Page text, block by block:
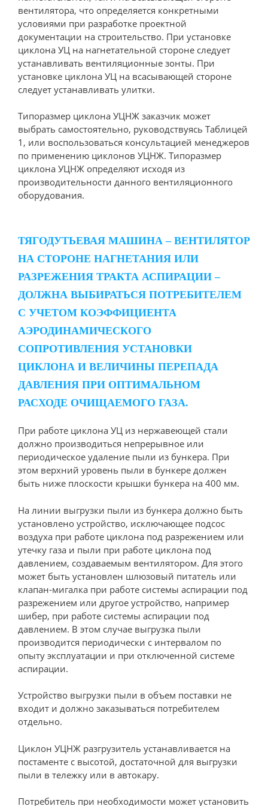
вентилятора, что определяется конкретными
условиями при разработке проектной
документации на строительство. При установке
циклона УЦ на нагнетательной стороне следует
устанавливать вентиляционные зонты. При
установке циклона УЦ на всасывающей стороне
следует устанавливать улитки.
Типоразмер циклона УЦНЖ заказчик может
выбрать самостоятельно, руководствуясь Таблицей
1, или воспользоваться консультацией менеджеров
по применению циклонов УЦНЖ. Типоразмер
циклона УЦНЖ определяют исходя из
производительности данного вентиляционного
оборудования.
ТЯГОДУТЬЕВАЯ МАШИНА – ВЕНТИЛЯТОР
НА СТОРОНЕ НАГНЕТАНИЯ ИЛИ
РАЗРЕЖЕНИЯ ТРАКТА АСПИРАЦИИ –
ДОЛЖНА ВЫБИРАТЬСЯ ПОТРЕБИТЕЛЕМ
С УЧЕТОМ КОЭФФИЦИЕНТА
АЭРОДИНАМИЧЕСКОГО
СОПРОТИВЛЕНИЯ УСТАНОВКИ
ЦИКЛОНА И ВЕЛИЧИНЫ ПЕРЕПАДА
ДАВЛЕНИЯ ПРИ ОПТИМАЛЬНОМ
РАСХОДЕ ОЧИЩАЕМОГО ГАЗА.
При работе циклона УЦ из нержавеющей стали
должно производиться непрерывное или
периодическое удаление пыли из бункера. При
этом верхний уровень пыли в бункере должен
быть ниже плоскости крышки бункера на 400 мм.
На линии выгрузки пыли из бункера должно быть
установлено устройство, исключающее подсос
воздуха при работе циклона под разрежением или
утечку газа и пыли при работе циклона под
давлением, создаваемым вентилятором. Для этого
может быть установлен шлюзовый питатель или
клапан-мигалка при работе системы аспирации под
разрежением или другое устройство, например
шибер, при работе системы аспирации под
давлением. В этом случае выгрузка пыли
производится периодически с интервалом по
опыту эксплуатации и при отключенной системе
аспирации.
Устройство выгрузки пыли в объем поставки не
входит и должно заказываться потребителем
отдельно.
Циклон УЦНЖ разгрузитель устанавливается на
постаменте с высотой, достаточной для выгрузки
пыли в тележку или в автокару.
Потребитель при необходимости может установить